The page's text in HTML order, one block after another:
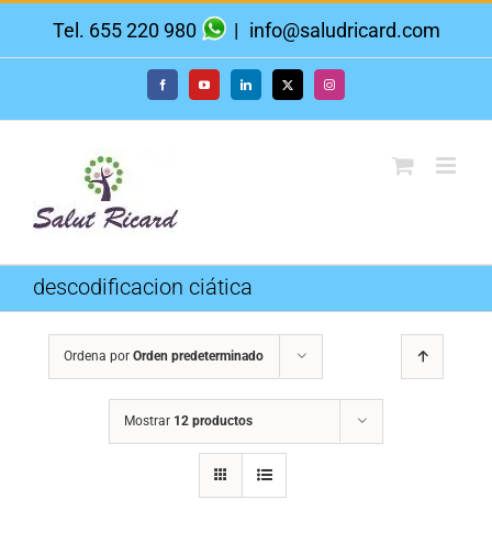
Tel. 655 220 980 | info@saludricard.com
FacebookYouTube LinkedIn X Instagram
descodificacion ciática
Ordena por Orden predeterminado
Mostrar 12 productos